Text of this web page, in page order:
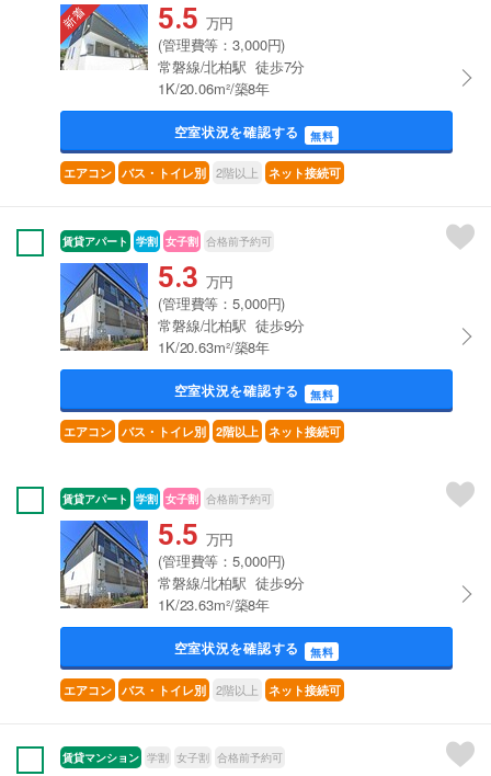
5.5 万円
(管理費等：3,000円)
常磐線/北柏駅 徒歩7分
1K/20.06m²/築8年
空室状況を確認する 無料
エアコン バス・トイレ別 2階以上 ネット接続可
賃貸アパート 学割 女子割 合格前予約可
5.3 万円
(管理費等：5,000円)
常磐線/北柏駅 徒歩9分
1K/20.63m²/築8年
空室状況を確認する 無料
エアコン バス・トイレ別 2階以上 ネット接続可
賃貸アパート 学割 女子割 合格前予約可
5.5 万円
(管理費等：5,000円)
常磐線/北柏駅 徒歩9分
1K/23.63m²/築8年
空室状況を確認する 無料
エアコン バス・トイレ別 2階以上 ネット接続可
賃貸マンション 学割 女子割 合格前予約可